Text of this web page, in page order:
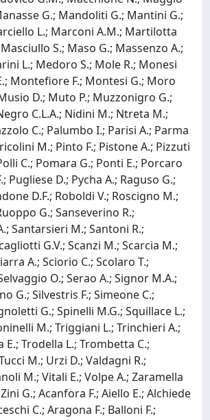
G.; Mandoliti G.; Mantini G.;
L.; Marconi A.M.; Martilotta
S.; Maso G.; Massenzo A.;
L.; Medoro S.; Mole R.; Monesi
Montefiore F.; Montesi G.; Moro
D.; Muto P.; Muzzonigro G.;
C.L.A.; Nidini M.; Ntreta M.;
C.; Palumbo I.; Parisi A.; Parma
M.; Pinto F.; Pistone A.; Pizzuti
C.; Pomara G.; Ponti E.; Porcaro
Pugliese D.; Pycha A.; Raguso G.;
D.F.; Roboldi V.; Roscigno M.;
G.; Sanseverino R.;
Santarsieri M.; Santoni R.;
G.V.; Scanzi M.; Scarcia M.;
A.; Sciorio C.; Scolaro T.;
O.; Serao A.; Signor M.A.;
G.; Silvestris F.; Simeone C.;
G.; Spinelli M.G.; Squillace L.;
M.; Triggiani L.; Trinchieri A.;
E.; Trodella L.; Trombetta C.;
M.; Urzi D.; Valdagni R.;
M.; Vitali E.; Volpe A.; Zaramella
G.; Acanfora F.; Aiello E.; Alchiede
C.; Aragona F.; Balloni F.;